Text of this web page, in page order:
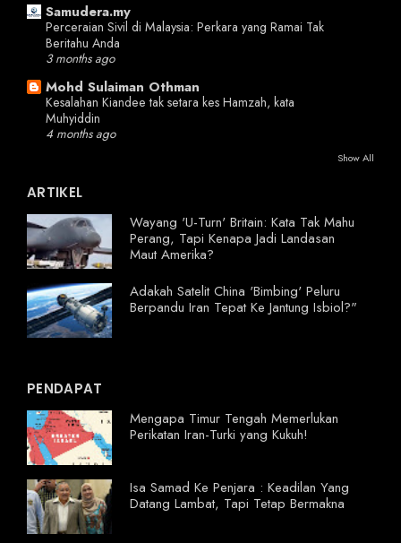
Samudera.my
Perceraian Sivil di Malaysia: Perkara yang Ramai Tak
Beritahu Anda
3 months ago
Mohd Sulaiman Othman
Kesalahan Kiandee tak setara kes Hamzah, kata
Muhyiddin
4 months ago
Show All
ARTIKEL
Wayang 'U-Turn' Britain: Kata Tak Mahu
Perang, Tapi Kenapa Jadi Landasan
Maut Amerika?
Adakah Satelit China 'Bimbing' Peluru
Berpandu Iran Tepat Ke Jantung Isbiol?"
PENDAPAT
Mengapa Timur Tengah Memerlukan
Perikatan Iran-Turki yang Kukuh!
Isa Samad Ke Penjara : Keadilan Yang
Datang Lambat, Tapi Tetap Bermakna